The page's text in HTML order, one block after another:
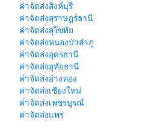
ค่าจัดส่งสิงห์บุรี
ค่าจัดส่งสุราษฎร์ธานี
ค่าจัดส่งสุโขทัย
ค่าจัดส่งหนองบัวลำภู
ค่าจัดส่งอุดรธานี
ค่าจัดส่งอุทัยธานี
ค่าจัดส่งอ่างทอง
ค่าจัดส่งเชียงใหม่
ค่าจัดส่งเพชรบูรณ์
ค่าจัดส่งแพร่